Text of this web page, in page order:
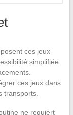
ces jeux
simplifiée
ces jeux dans
transports.
ne requiert